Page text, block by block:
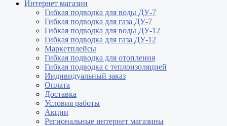
Интернет магазин
Гибкая подводка для воды ДУ-7
Гибкая подводка для газа ДУ-7
Гибкая подводка для воды ДУ-12
Гибкая подводка для газа ДУ-12
Маркетплейсы
Гибкая подводка для отопления
Гибкая подводка с теплоизоляцией
Индивидуальный заказ
Оплата
Доставка
Условия работы
Акции
Региональные интернет магазины